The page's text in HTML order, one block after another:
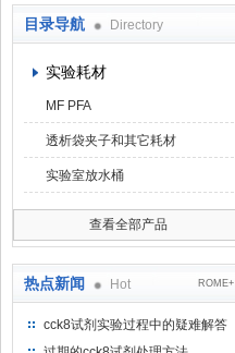
目录导航 Directory
实验耗材
MF PFA
透析袋夹子和其它耗材
实验室放水桶
查看全部产品
热点新闻 Hot ROME+
cck8试剂实验过程中的疑难解答
（一）